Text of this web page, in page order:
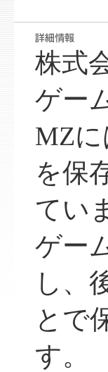
株式
ゲー
MZ
を保
てい
ゲー
し、
とで
す。